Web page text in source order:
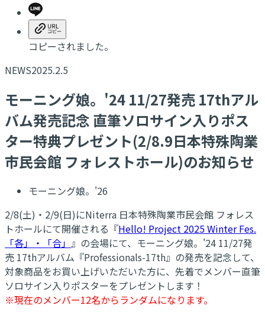
コピーされました。
NEWS2025.2.5
モーニング娘。'24 11/27発売 17thアル
バム発売記念 直筆ソロサイン入りポス
ター特典プレゼント(2/8.9日本特殊陶業
市民会館 フォレストホール)のお知らせ
モーニング娘。'26
2/8(土)・2/9(日)にNiterra 日本特殊陶業市民会館 フォレス
トホールにて開催される『Hello! Project 2025 Winter Fes.
「各」・「合」 』の会場にて、モーニング娘。'24 11/27発
売 17thアルバム『Professionals-17th』の発売を記念して、
対象商品をお買い上げいただいた方に、先着でメンバー直筆
ソロサイン入りポスターをプレゼントします！
※現在のメンバー12名からランダムになります。